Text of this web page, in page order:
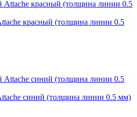
красный (толщина линии 0.5
синий (толщина линии 0.5 мм)